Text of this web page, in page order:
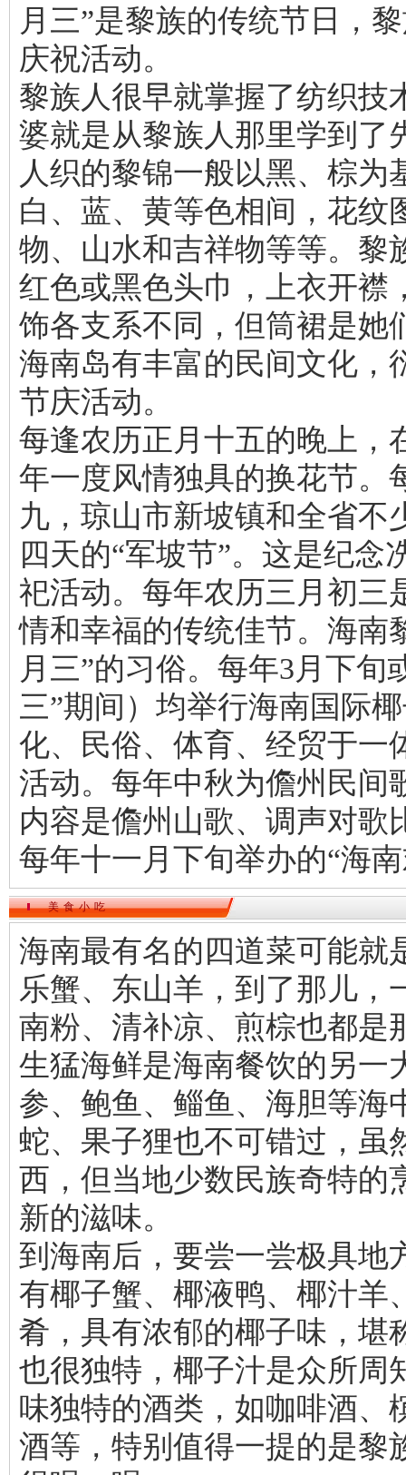
月三”是黎族的传统节日，
庆祝活动。
黎族人很早就掌握了纺织技
婆就是从黎族人那里学到了
人织的黎锦一般以黑、棕为
白、蓝、黄等色相间，花纹
物、山水和吉祥物等等。黎
红色或黑色头巾，上衣开襟
饰各支系不同，但筒裙是她
海南岛有丰富的民间文化，
节庆活动。
每逢农历正月十五的晚上，
年一度风情独具的换花节。
九，琼山市新坡镇和全省不
四天的“军坡节”。这是纪念
祀活动。每年农历三月初三
情和幸福的传统佳节。海南
月三”的习俗。每年3月下旬
三”期间）均举行海南国际
化、民俗、体育、经贸于一
活动。每年中秋为儋州民间
内容是儋州山歌、调声对歌
每年十一月下旬举办的“海
美食小吃
海南最有名的四道菜可能就
乐蟹、东山羊，到了那儿，
南粉、清补凉、煎棕也都是
生猛海鲜是海南餐饮的另一
参、鲍鱼、鲻鱼、海胆等海
蛇、果子狸也不可错过，虽
西，但当地少数民族奇特的
新的滋味。
到海南后，要尝一尝极具地
有椰子蟹、椰液鸭、椰汁羊
肴，具有浓郁的椰子味，堪
也很独特，椰子汁是众所周
味独特的酒类，如咖啡酒、
酒等，特别值得一提的是黎